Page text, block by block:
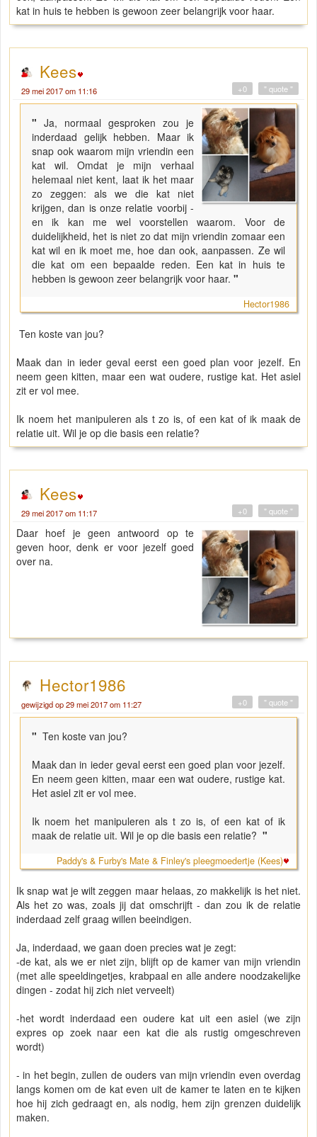
kat in huis te hebben is gewoon zeer belangrijk voor haar.
Kees
29 mei 2017 om 11:16 " quote "
+0
"Ja, normaal gesproken zou je
inderdaad gelijk hebben. Maar ik
snap ook waarom mijn vriendin een
kat wil. Omdat je mijn verhaal
helemaal niet kent, laat ik het maar
zo zeggen: als we die kat niet
krijgen, dan is onze relatie voorbij -
en ik kan me wel voorstellen waarom. Voor de
duidelijkheid, het is niet zo dat mijn vriendin zomaar een
kat wil en ik moet me, hoe dan ook, aanpassen. Ze wil
die kat om een bepaalde reden. Een kat in huis te
hebben is gewoon zeer belangrijk voor haar. "
Hector1986
Ten koste van jou?
Maak dan in ieder geval eerst een goed plan voor jezelf. En
neem geen kitten, maar een wat oudere, rustige kat. Het asiel
zit er vol mee.
Ik noem het manipuleren als t zo is, of een kat of ik maak de
relatie uit. Wil je op die basis een relatie?
Kees
29 mei 2017 om 11:17 " quote "
+0
Daar hoef je geen antwoord op te
geven hoor, denk er voor jezelf goed
over na.
Hector1986
gewijzigd op 29 mei 2017 om 11:27 " quote "
+0
" Ten koste van jou?
Maak dan in ieder geval eerst een goed plan voor jezelf.
En neem geen kitten, maar een wat oudere, rustige kat.
Het asiel zit er vol mee.
Ik noem het manipuleren als t zo is, of een kat of ik
maak de relatie uit. Wil je op die basis een relatie? "
Paddy's & Furby's Mate & Finley's pleegmoedertje (Kees)
Ik snap wat je wilt zeggen maar helaas, zo makkelijk is het niet.
Als het zo was, zoals jij dat omschrijft - dan zou ik de relatie
inderdaad zelf graag willen beeindigen.
Ja, inderdaad, we gaan doen precies wat je zegt:
-de kat, als we er niet zijn, blijft op de kamer van mijn vriendin
(met alle speeldingetjes, krabpaal en alle andere noodzakelijke
dingen - zodat hij zich niet verveelt)
-het wordt inderdaad een oudere kat uit een asiel (we zijn
expres op zoek naar een kat die als rustig omgeschreven
wordt)
- in het begin, zullen de ouders van mijn vriendin even overdag
langs komen om de kat even uit de kamer te laten en te kijken
hoe hij zich gedraagt en, als nodig, hem zijn grenzen duidelijk
maken.